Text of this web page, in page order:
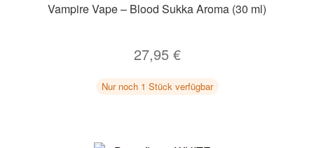
Vampire Vape – Blood Sukka Aroma (30 ml)
27,95 €
Nur noch 1 Stück verfügbar